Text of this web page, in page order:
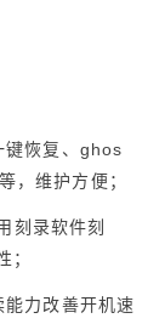
恢复、 ghos
，维护方便；
刻录软件刻
；
力改善开机速